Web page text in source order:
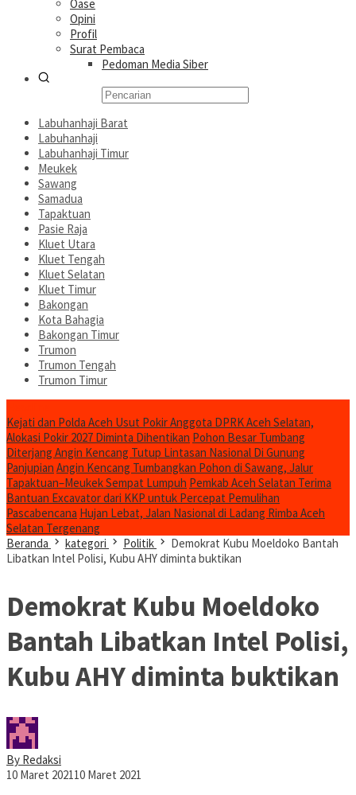
Oase
Opini
Profil
Surat Pembaca
Pedoman Media Siber
Labuhanhaji Barat
Labuhanhaji
Labuhanhaji Timur
Meukek
Sawang
Samadua
Tapaktuan
Pasie Raja
Kluet Utara
Kluet Tengah
Kluet Selatan
Kluet Timur
Bakongan
Kota Bahagia
Bakongan Timur
Trumon
Trumon Tengah
Trumon Timur
Kejati dan Polda Aceh Usut Pokir Anggota DPRK Aceh Selatan,
Alokasi Pokir 2027 Diminta Dihentikan Pohon Besar Tumbang
Diterjang Angin Kencang Tutup Lintasan Nasional Di Gunung
Panjupian Angin Kencang Tumbangkan Pohon di Sawang, Jalur
Tapaktuan–Meukek Sempat Lumpuh Pemkab Aceh Selatan Terima
Bantuan Excavator dari KKP untuk Percepat Pemulihan
Pascabencana Hujan Lebat, Jalan Nasional di Ladang Rimba Aceh
Selatan Tergenang
Beranda
kategori Politik
Demokrat Kubu Moeldoko Bantah
Libatkan Intel Polisi, Kubu AHY diminta buktikan
Demokrat Kubu Moeldoko
Bantah Libatkan Intel Polisi,
Kubu AHY diminta buktikan
By Redaksi
10 Maret 202110 Maret 2021